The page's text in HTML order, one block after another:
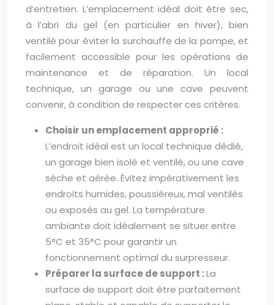
d’entretien. L’emplacement idéal doit être sec,
à l’abri du gel (en particulier en hiver), bien
ventilé pour éviter la surchauffe de la pompe, et
facilement accessible pour les opérations de
maintenance et de réparation. Un local
technique, un garage ou une cave peuvent
convenir, à condition de respecter ces critères.
Choisir un emplacement approprié :
L’endroit idéal est un local technique dédié,
un garage bien isolé et ventilé, ou une cave
sèche et aérée. Évitez impérativement les
endroits humides, poussiéreux, mal ventilés
ou exposés au gel. La température
ambiante doit idéalement se situer entre
5°C et 35°C pour garantir un
fonctionnement optimal du surpresseur.
Préparer la surface de support :La
surface de support doit être parfaitement